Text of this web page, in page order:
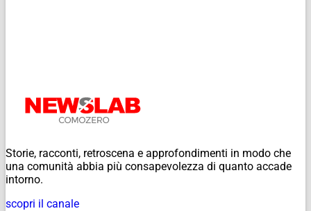
Storie, racconti, retroscena e approfondimenti in modo che
una comunità abbia più consapevolezza di quanto accade
intorno.
scopri il canale